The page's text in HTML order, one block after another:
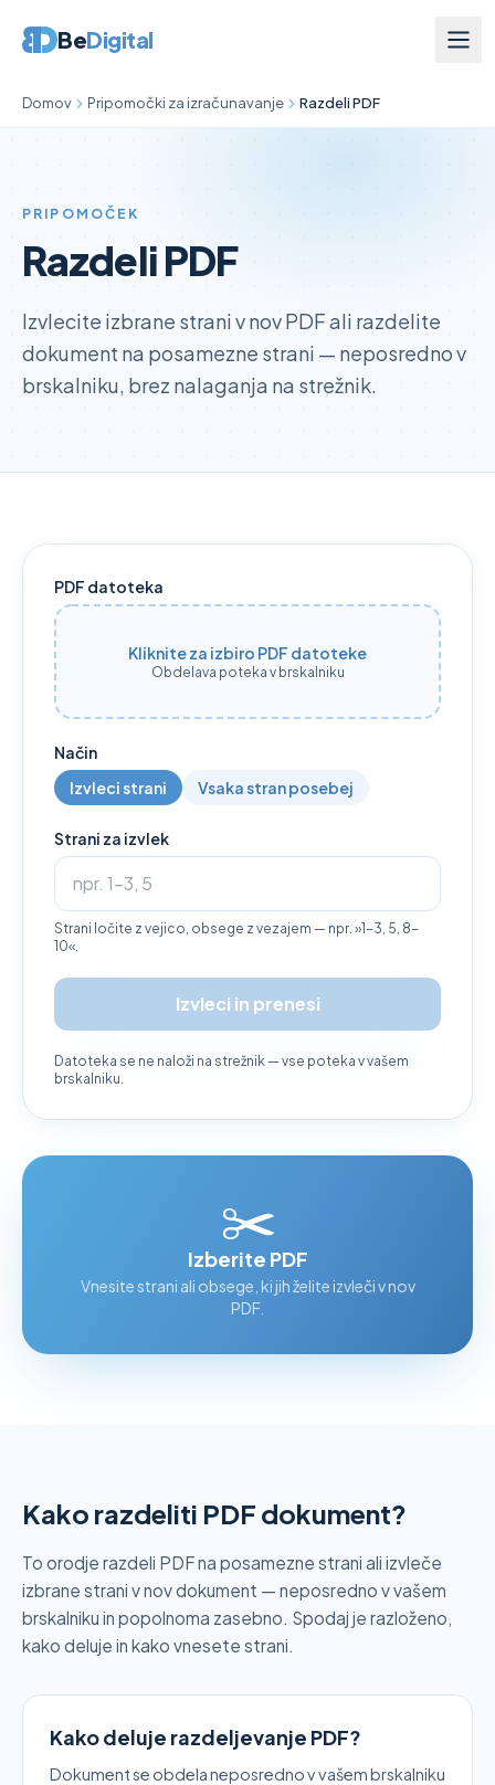
BeDigital
Domov Pripomočki za izračunavanje Razdeli PDF
PRIPOMOČEK
Razdeli PDF
Izvlecite izbrane strani v nov PDF ali razdelite
dokument na posamezne strani — neposredno v
brskalniku, brez nalaganja na strežnik.
PDF datoteka
Kliknite za izbiro PDF datoteke
Obdelava poteka v brskalniku
Način
Izvleci strani
Vsaka stran posebej
Strani za izvlek
Strani ločite z vejico, obsege z vezajem — npr. »1-3, 5, 8-
10«.
Izvleci in prenesi
Datoteka se ne naloži na strežnik — vse poteka v vašem
brskalniku.
✂️
Izberite PDF
Vnesite strani ali obsege, ki jih želite izvleči v nov
PDF.
Kako razdeliti PDF dokument?
To orodje razdeli PDF na posamezne strani ali izvleče
izbrane strani v nov dokument — neposredno v vašem
brskalniku in popolnoma zasebno. Spodaj je razloženo,
kako deluje in kako vnesete strani.
Kako deluje razdeljevanje PDF?
Dokument se obdela neposredno v vašem brskalniku